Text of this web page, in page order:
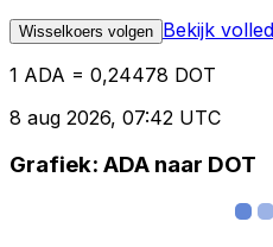
Wisselkoers volgen Bekijk
1 ADA = 0,24478 DOT
8 aug 2026, 07:42 UTC
Grafiek: ADA naar DOT